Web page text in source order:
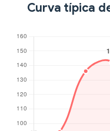
Curva típica